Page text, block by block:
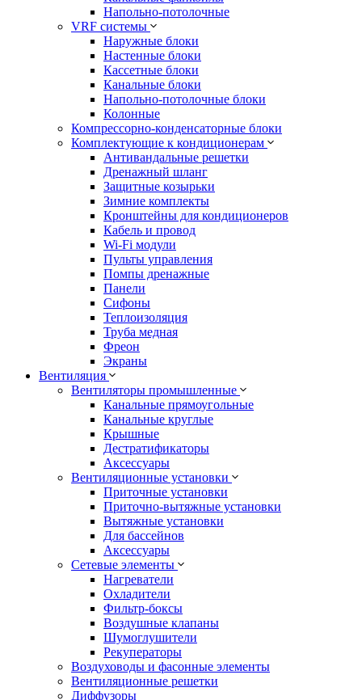
Напольно-потолочные
VRF системы
Наружные блоки
Настенные блоки
Кассетные блоки
Канальные блоки
Напольно-потолочные блоки
Колонные
Компрессорно-конденсаторные блоки
Комплектующие к кондиционерам
Антивандальные решетки
Дренажный шланг
Защитные козырьки
Зимние комплекты
Кронштейны для кондиционеров
Кабель и провод
Wi-Fi модули
Пульты управления
Помпы дренажные
Панели
Сифоны
Теплоизоляция
Труба медная
Фреон
Экраны
Вентиляция
Вентиляторы промышленные
Канальные прямоугольные
Канальные круглые
Крышные
Дестратификаторы
Аксессуары
Вентиляционные установки
Приточные установки
Приточно-вытяжные установки
Вытяжные установки
Для бассейнов
Аксессуары
Сетевые элементы
Нагреватели
Охладители
Фильтр-боксы
Воздушные клапаны
Шумоглушители
Рекуператоры
Воздуховоды и фасонные элементы
Вентиляционные решетки
Диффузоры